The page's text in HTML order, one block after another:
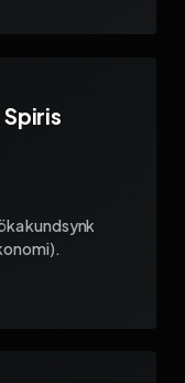
kundsynk